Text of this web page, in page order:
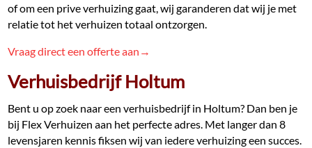
of om een prive verhuizing gaat, wij garanderen dat wij je met
relatie tot het verhuizen totaal ontzorgen.
Vraag direct een offerte aan→
Verhuisbedrijf Holtum
Bent u op zoek naar een verhuisbedrijf in Holtum? Dan ben je
bij Flex Verhuizen aan het perfecte adres. Met langer dan 8
levensjaren kennis fiksen wij van iedere verhuizing een succes.